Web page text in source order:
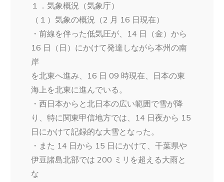
１．気象概況（気象庁）
（１）気象の概況（2 月 16 日現在）
・前線を伴った低気圧が、14 日（金）から
16 日（日）にかけて発達しながら本州の南
岸
を北東へ進み、16 日 09 時現在、日本の東
海上を北東に進んでいる。
・西日本からと北日本の広い範囲で雪が降
り、特に関東甲信地方では、14 日夜から 15
日にかけて記録的な大雪となった。
・また 14 日から 15 日にかけて、千葉県や
伊豆諸島北部では 200 ミリを超える大雨と
な